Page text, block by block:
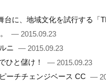
台に、地域文化を試行する「
— 2015.09.23
ニ — 2015.09.23
ひと儲け！
— 2015.09.23
ーチチェンジベース CC —